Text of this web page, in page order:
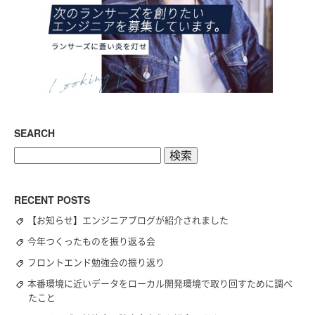
SEARCH
RECENT POSTS
【お知らせ】エンジニアブログが紹介されました
今年つくったものを振り返る会
フロントエンド勉強会の振り返り
本番環境に近いデータをローカル開発環境で取り回すために調べ
たこと